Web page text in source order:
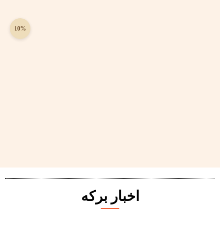
10%
اخبار برکه